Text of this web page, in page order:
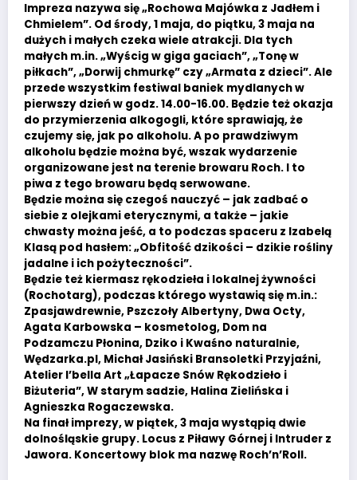
Impreza nazywa się „Rochowa Majówka z Jadłem i
Chmielem”. Od środy, 1 maja, do piątku, 3 maja na
dużych i małych czeka wiele atrakcji. Dla tych
małych m.in. „Wyścig w giga gaciach”, „Tonę w
piłkach”, „Dorwij chmurkę” czy „Armata z dzieci”. Ale
przede wszystkim festiwal baniek mydlanych w
pierwszy dzień w godz. 14.00-16.00. Będzie też okazja
do przymierzenia alkogogli, które sprawiają, że
czujemy się, jak po alkoholu. A po prawdziwym
alkoholu będzie można być, wszak wydarzenie
organizowane jest na terenie browaru Roch. I to
piwa z tego browaru będą serwowane.
Będzie można się czegoś nauczyć – jak zadbać o
siebie z olejkami eterycznymi, a także – jakie
chwasty można jeść, a to podczas spaceru z Izabelą
Klasą pod hasłem: „Obfitość dzikości – dzikie rośliny
jadalne i ich pożyteczności”.
Będzie też kiermasz rękodzieła i lokalnej żywności
(Rochotarg), podczas którego wystawią się m.in.:
Zpasjawdrewnie, Pszczoły Albertyny, Dwa Octy,
Agata Karbowska – kosmetolog, Dom na
Podzamczu Płonina, Dziko i Kwaśno naturalnie,
Wędzarka.pl, Michał Jasiński Bransoletki Przyjaźni,
Atelier I’bella Art „Łapacze Snów Rękodzieło i
Biżuteria”, W starym sadzie, Halina Zielińska i
Agnieszka Rogaczewska.
Na finał imprezy, w piątek, 3 maja wystąpią dwie
dolnośląskie grupy. Locus z Piławy Górnej i Intruder z
Jawora. Koncertowy blok ma nazwę Roch’n’Roll.